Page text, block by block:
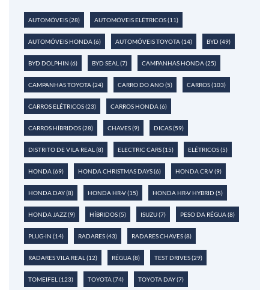
AUTOMÓVEIS(28) AUTOMÓVEIS ELÉTRICOS(11)
AUTOMÓVEIS HONDA(6) AUTOMÓVEIS TOYOTA(14) BYD (49)
BYD DOLPHIN (6) BYD SEAL (7) CAMPANHAS HONDA(25)
CAMPANHAS TOYOTA(24) CARRO DO ANO(5) CARROS(103)
CARROS ELÉTRICOS(23) CARROS HONDA(6)
CARROS HÍBRIDOS(28) CHAVES(9) DICAS(59)
DISTRITO DE VILA REAL (8) ELECTRIC CARS(15) ELÉTRICOS(5)
HONDA(69) HONDA CHRISTMAS DAYS(6) HONDA CR-V(9)
HONDA DAY(8) HONDA HR-V(15) HONDA HR-V HYBRID (5)
HONDA JAZZ(9) HÍBRIDOS(5) ISUZU(7) PESO DA RÉGUA(8)
PLUG-IN (14) RADARES(43) RADARES CHAVES(8)
RADARES VILA REAL (12) RÉGUA(8) TEST DRIVES(29)
TOMEIFEL (123) TOYOTA(74) TOYOTA DAY(7)